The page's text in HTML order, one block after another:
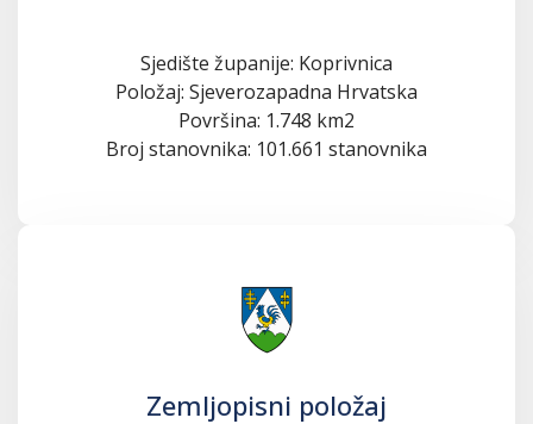
Sjedište županije: Koprivnica
Položaj: Sjeverozapadna Hrvatska
Površina: 1.748 km2
Broj stanovnika: 101.661 stanovnika
Zemljopisni položaj